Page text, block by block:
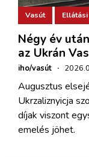
Vasút
Négy év
az Ukrán
iho/vasút ·
Augusztus
Ukrzaliznyicja
díjak viszont
emelés jöhet.